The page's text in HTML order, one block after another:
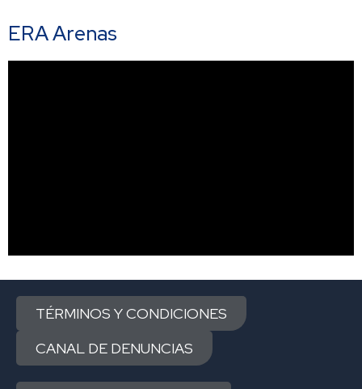
ERA Arenas
TÉRMINOS Y CONDICIONES
CANAL DE DENUNCIAS